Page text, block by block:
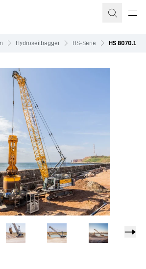
Hydroseilbagger HS-Serie HS 8070.1